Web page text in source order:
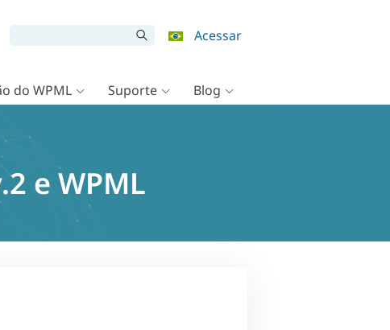
Acessar
do WPML Suporte Blog
e WPML